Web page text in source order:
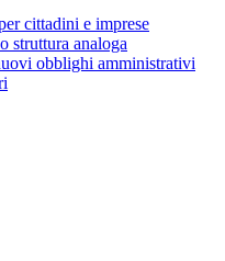
cittadini e imprese
struttura analoga
obblighi amministrativi